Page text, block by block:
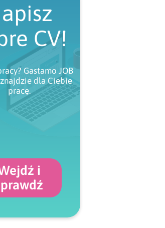
CV!
Gastamo JOB
znajdzie dla Ciebie
pracę.
i